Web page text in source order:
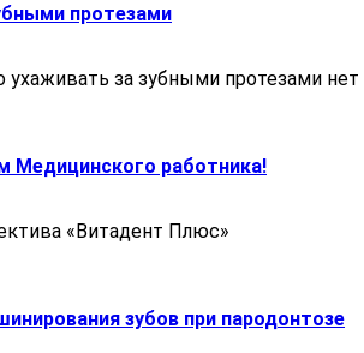
протезами
ухаживать за зубными протезами
Медицинского работника!
«Витадент Плюс»
зубов при пародонтозе